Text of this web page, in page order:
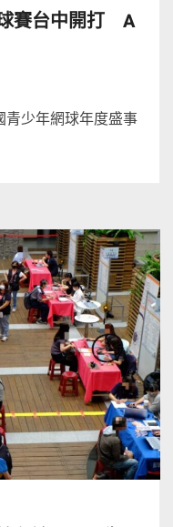
賽台中開打 A
青少年網球年度盛事